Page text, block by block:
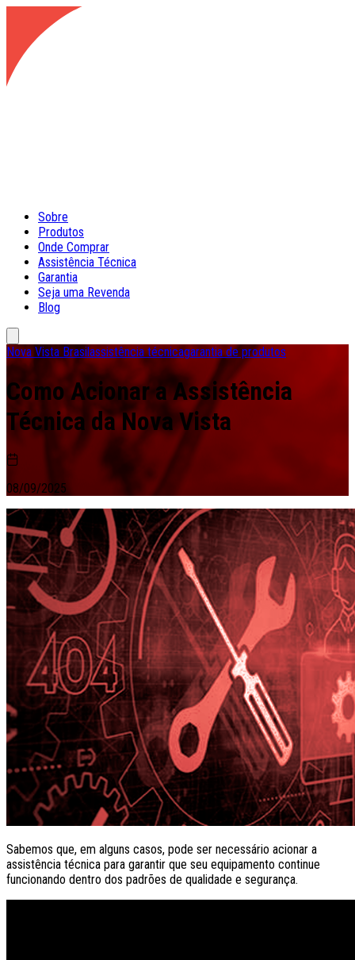
Sobre
Produtos
Onde Comprar
Assistência Técnica
Garantia
Seja uma Revenda
Blog
Nova Vista Brasilassistência técnicagarantia de produtos
Como Acionar a Assistência
Técnica da Nova Vista
08/09/2025
Sabemos que, em alguns casos, pode ser necessário acionar a
assistência técnica para garantir que seu equipamento continue
funcionando dentro dos padrões de qualidade e segurança.